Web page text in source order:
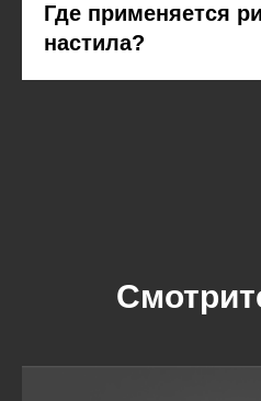
Где применяется
настила?